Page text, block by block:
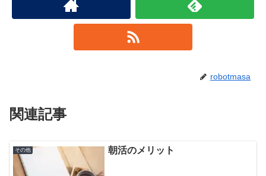
robotmasa
関連記事
その他 朝活のメリット